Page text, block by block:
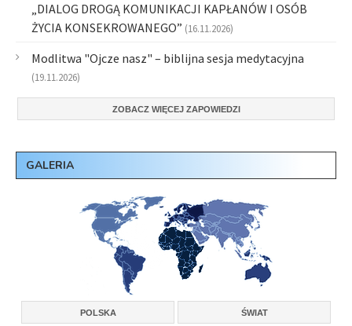
„DIALOG DROGĄ KOMUNIKACJI KAPŁANÓW I OSÓB
ŻYCIA KONSEKROWANEGO” (16.11.2026)
Modlitwa "Ojcze nasz" – biblijna sesja medytacyjna
(19.11.2026)
ZOBACZ WIĘCEJ ZAPOWIEDZI
GALERIA
POLSKA ŚWIAT